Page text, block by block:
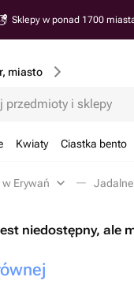
Sklepy w ponad 1700
miasto
przedmioty i sklepy
Kwiaty Ciastka bento
Erywań
niedostępny, ale